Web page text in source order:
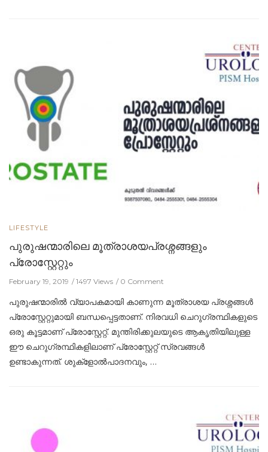
LIFESTYLE
പുരുഷന്മാരിലെ മൂത്രാശയപ്രശ്നങ്ങളും
പ്രോസ്റ്റേറ്റും
February 19, 2019 1497 Views 0 Comment
പുരുഷന്മാരില്‍ വ്യാപകമായി കാണുന്ന മൂത്രാശയ പ്രശ്നങ്ങള്‍
പ്രോസ്റ്റേറ്റുമായി ബന്ധപ്പെട്ടതാണ്. നിരവധി ചെറുഗ്രന്ഥികളുടെ
ഒരു കൂട്ടമാണ് പ്രോസ്റ്റേറ്റ്. മുന്തിരിക്കുലയുടെ ആകൃതിയിലുള്ള
ഈ ചെറുഗ്രന്ഥികളിലാണ് പ്രോസ്റ്റേറ്റ് സ്രവങ്ങള്‍
ഉണ്ടാകുന്നത്. ശുക്ളോല്‍പാദനവും, …